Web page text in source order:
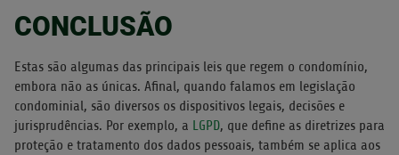
CONCLUSÃO
Estas são algumas das principais leis que regem o condomínio,
embora não as únicas. Afinal, quando falamos em legislação
condominial, são diversos os dispositivos legais, decisões e
jurisprudências. Por exemplo, a LGPD, que define as diretrizes para
proteção e tratamento dos dados pessoais, também se aplica aos